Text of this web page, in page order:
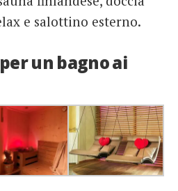
e salottino esterno.
un bagno ai